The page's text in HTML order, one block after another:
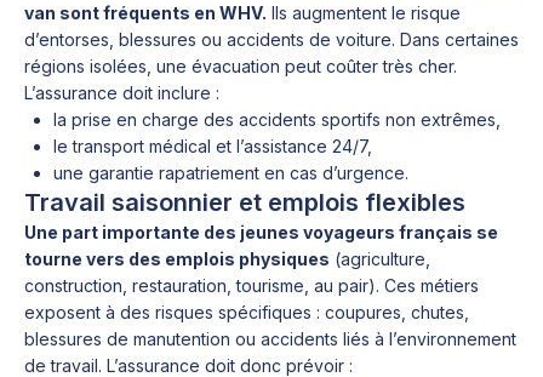
van sont fréquents en WHV. Ils augmentent le risque
d’entorses, blessures ou accidents de voiture. Dans certaines
régions isolées, une évacuation peut coûter très cher.
L’assurance doit inclure :
la prise en charge des accidents sportifs non extrêmes,
le transport médical et l’assistance 24/7,
une garantie rapatriement en cas d’urgence.
Travail saisonnier et emplois flexibles
Une part importante des jeunes voyageurs français se
tourne vers des emplois physiques (agriculture,
construction, restauration, tourisme, au pair). Ces métiers
exposent à des risques spécifiques : coupures, chutes,
blessures de manutention ou accidents liés à l’environnement
de travail. L’assurance doit donc prévoir :